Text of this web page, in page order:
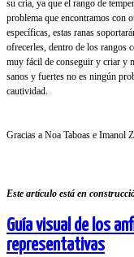
su cría, ya que el rango de
problema que encontramos con
específicas, estas ranas
ofrecerles, dentro de los rangos
muy fácil de conseguir y criar y
sanos y fuertes no es ningún
cautividad.
Gracias a Noa Taboas e Imanol
Este artículo está en
Guía visual de los
representativas